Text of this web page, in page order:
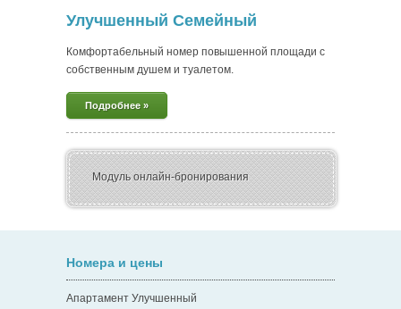
Улучшенный Семейный
Комфортабельный номер повышенной площади с
собственным душем и туалетом.
Подробнее »
Модуль онлайн-бронирования
Номера и цены
Апартамент Улучшенный